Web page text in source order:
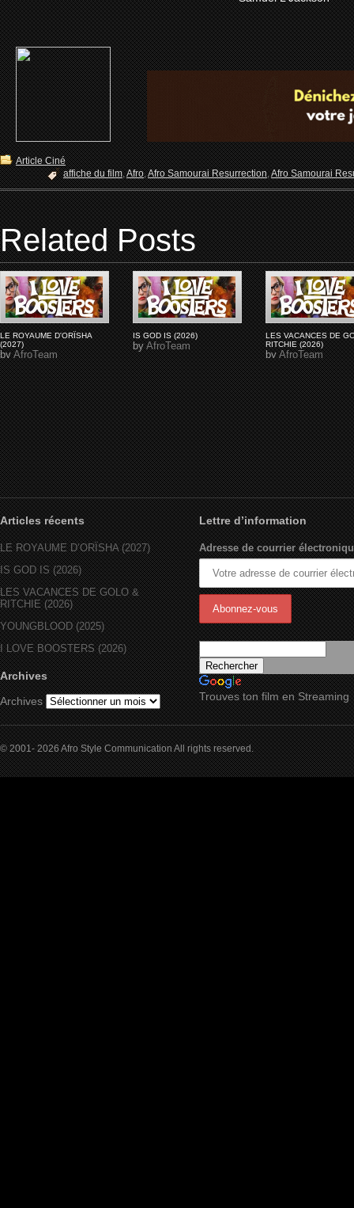
Article Ciné
affiche du film,Afro,Afro Samourai Resurrection,Afro Samourai
Related Posts
LE ROYAUME D'ORÏSHA
(2027)
byAfroTeam
IS GOD IS (2026)
byAfroTeam
LES VACANCES DE
RITCHIE (2026)
byAfroTeam
Articles récents
LE ROYAUME D’ORÏSHA (2027)
IS GOD IS (2026)
LES VACANCES DE GOLO &
RITCHIE (2026)
YOUNGBLOOD (2025)
I LOVE BOOSTERS (2026)
Archives
Archives
Lettre d’information
Adresse de courrier
Trouves ton film en Streaming
© 2001- 2026 Afro Style Communication All rights reserved.